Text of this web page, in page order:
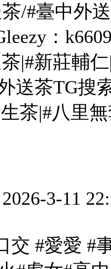
/#臺中外
：
|#新莊輔
送茶TG搜
茶|#八里
2026-3-11
交 #愛愛 #